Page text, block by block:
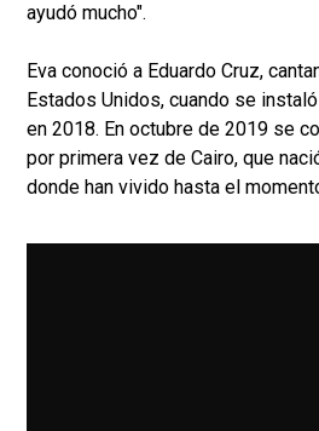
ayudó mucho".
Eva conoció a Eduardo Cruz,
Estados Unidos, cuando se
en 2018. En octubre de 2019 se
por primera vez de Cairo, que
donde han vivido hasta el